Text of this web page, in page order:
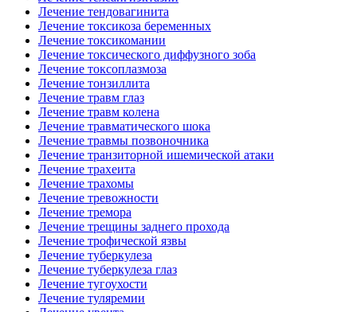
Лечение тендовагинита
Лечение токсикоза беременных
Лечение токсикомании
Лечение токсического диффузного зоба
Лечение токсоплазмоза
Лечение тонзиллита
Лечение травм глаз
Лечение травм колена
Лечение травматического шока
Лечение травмы позвоночника
Лечение транзиторной ишемической атаки
Лечение трахеита
Лечение трахомы
Лечение тревожности
Лечение тремора
Лечение трещины заднего прохода
Лечение трофической язвы
Лечение туберкулеза
Лечение туберкулеза глаз
Лечение тугоухости
Лечение туляремии